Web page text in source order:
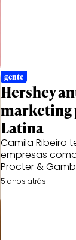
gente
Hershey
marketing
Latina
Camila Ribeiro
empresas
Procter &
5 anos atrás